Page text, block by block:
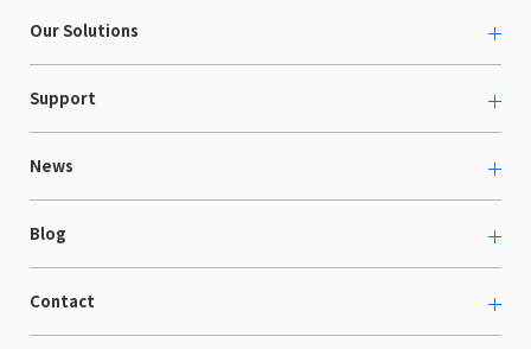
About us
カルチャー
採用情報
Our Solutions
越境ECコンサルティング
Shopee支援
LaunchCart
海外向けホームページ制作
Support
お役立ち資料
セミナー情報
News
プレスリリース
イベント
ニュース
Blog
ECブログ
開発ブログ
Contact